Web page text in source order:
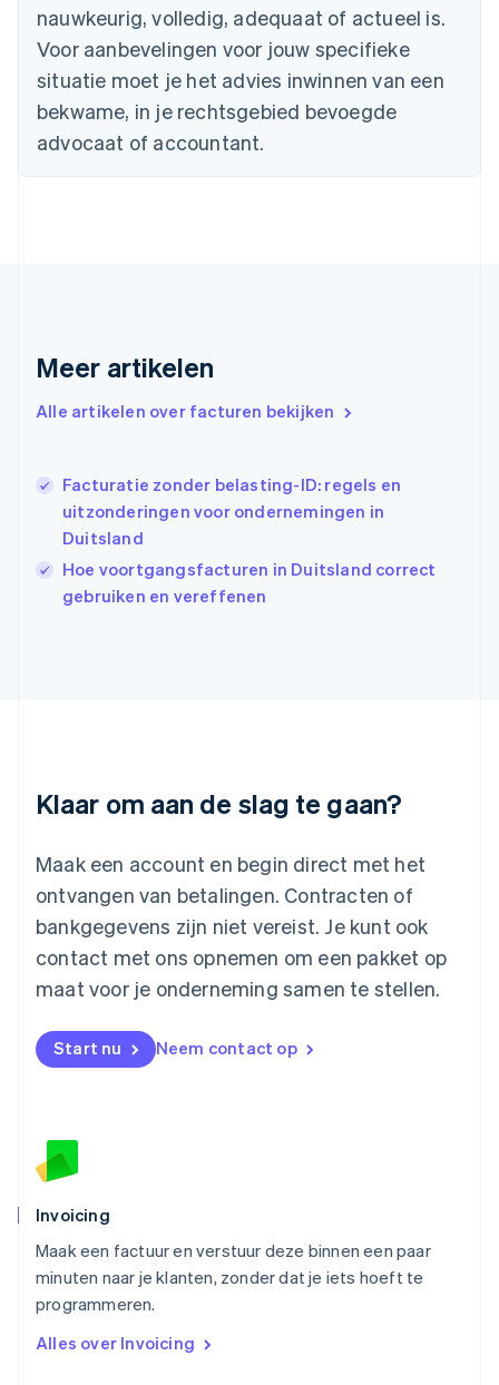
nauwkeurig, volledig, adequaat of actueel is.
Voor aanbevelingen voor jouw specifieke
situatie moet je het advies inwinnen van een
bekwame, in je rechtsgebied bevoegde
advocaat of accountant.
Meer artikelen
Alle artikelen over facturen bekijken
Facturatie zonder belasting-ID: regels en
uitzonderingen voor ondernemingen in
Duitsland
Hoe voortgangsfacturen in Duitsland correct
gebruiken en vereffenen
Klaar om aan de slag te gaan?
Maak een account en begin direct met het
ontvangen van betalingen. Contracten of
bankgegevens zijn niet vereist. Je kunt ook
contact met ons opnemen om een pakket op
maat voor je onderneming samen te stellen.
Start nu Neem contact op
Invoicing
Maak een factuur en verstuur deze binnen een paar
minuten naar je klanten, zonder dat je iets hoeft te
programmeren.
Alles over Invoicing
Denemarken
Duitsland
DeutschEnglish
Estland
English
Finland
Hongkong SAR, China
Ierland
English
Italië
ItalianoEnglish
日本語 English
Kroatië
FrançaisDeutschEnglish
English
Malta
English
Mexico
Nederland
NederlandsEnglish
English
Noorwegen
Polen
English
Português
English
Singapore
English简体中文
EnglishItaliano